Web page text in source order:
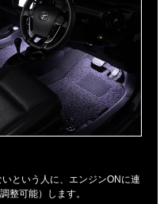
という人に、エンジンONに連
可能）します。